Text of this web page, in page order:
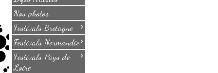
Nos photos
Festivals Bretagne
›
Festivals Normandie›
Festivals Pays de
Loire
›